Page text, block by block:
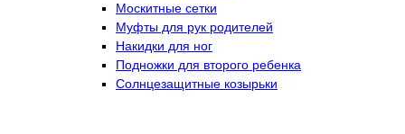
Москитные сетки
Муфты для рук родителей
Накидки для ног
Подножки для второго ребенка
Солнцезащитные козырьки